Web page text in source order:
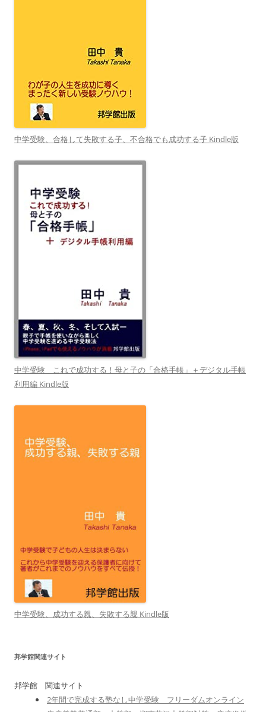
中学受験、合格して失敗する子、不合格でも成功する子 Kindle版
中学受験 これで成功する！母と子の「合格手帳」＋デジタル手帳
利用編 Kindle版
中学受験、成功する親、失敗する親 Kindle版
邦学館関連サイト
邦学館 関連サイト
2年間で完成する塾なし中学受験 フリーダムオンライン